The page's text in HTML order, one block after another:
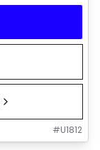
#U1812